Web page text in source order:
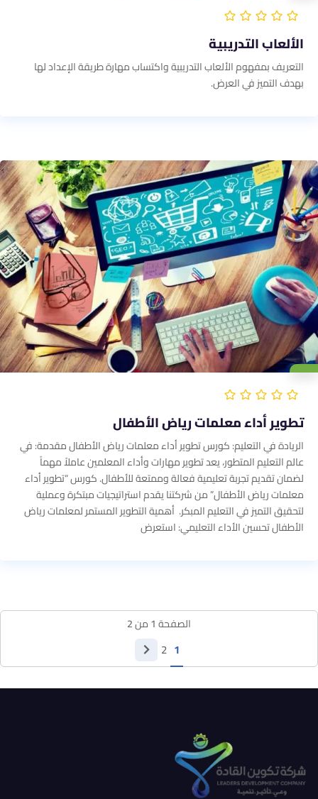
الألعاب التدريبية
التعريف بمفهوم الألعاب التدريبية واكتساب مهارة طريقة الإعداد لها
بهدف التميز في العرض.
تطوير أداء معلمات رياض الأطفال
الريادة في التعليم: كورس تطوير أداء معلمات رياض الأطفال مقدمة: في
عالم التعليم المتطور، يعد تطوير مهارات وأداء المعلمين عاملاً مهماً
لضمان تقديم تجربة تعليمية فعالة وممتعة للأطفال. كورس “تطوير أداء
معلمات رياض الأطفال” من شركتنا يقدم استراتيجيات مبتكرة وعملية
لتحقيق التميز في التعليم المبكر. أهمية التطوير المستمر لمعلمات رياض
الأطفال تحسين الأداء التعليمي: استعرض
الصفحة1 من2
2